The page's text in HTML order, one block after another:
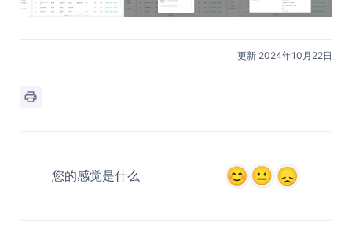
更新 2024年10月22日
您的感觉是什么